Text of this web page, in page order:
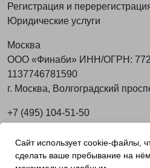
Позвонить
Регистрация и
Юридические услуги
Москва
ООО «Финаби» ИНН/ОГРН:
1137746781590
г. Москва, Волгоградский
+7 (495) 104-51-50
Сайт использует cookie-файлы,
сделать ваше пребывание на нём